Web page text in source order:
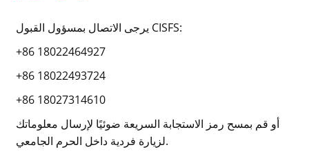
يرجى الاتصال بمسؤول القبول CISFS:
+86 18022464927
+86 18022493724
+86 18027314610
أو قم بمسح رمز الاستجابة السريعة ضوئيًا لإرسال معلوماتك
لزيارة فردية داخل الحرم الجامعي.